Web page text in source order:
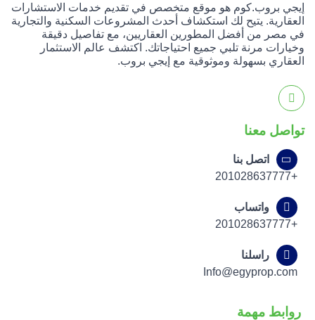
إيجي بروب.كوم هو موقع متخصص في تقديم خدمات الاستشارات
العقارية. يتيح لك استكشاف أحدث المشروعات السكنية والتجارية
في مصر من أفضل المطورين العقاريين، مع تفاصيل دقيقة
وخيارات مرنة تلبي جميع احتياجاتك. اكتشف عالم الاستثمار
العقاري بسهولة وموثوقية مع إيجي بروب.
تواصل معنا
اتصل بنا
+201028637777
واتساب
+201028637777
راسلنا
Info@egyprop.com
روابط مهمة